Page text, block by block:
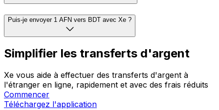
Puis-je envoyer 1 AFN vers BDT avec Xe ?
Simplifier les transferts d'argent
Xe vous aide à effectuer des transferts d'argent à
l'étranger en ligne, rapidement et avec des frais réduits
Commencer
Téléchargez l'application